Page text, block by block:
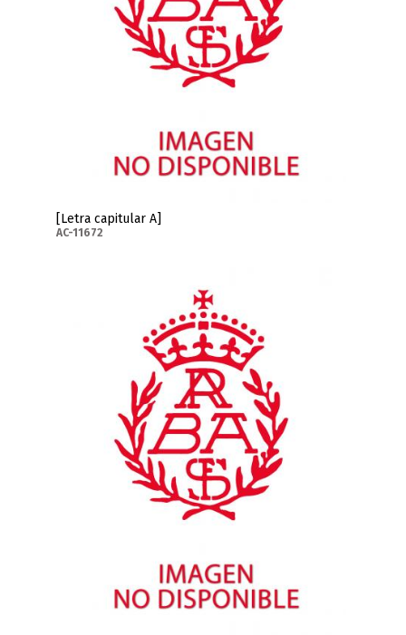
[Letra capitular A]
AC-11672